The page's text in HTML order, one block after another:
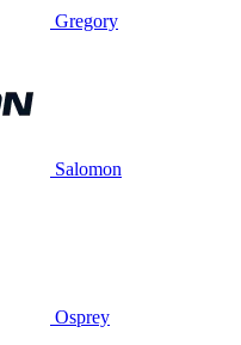
Gregory
Salomon
Osprey